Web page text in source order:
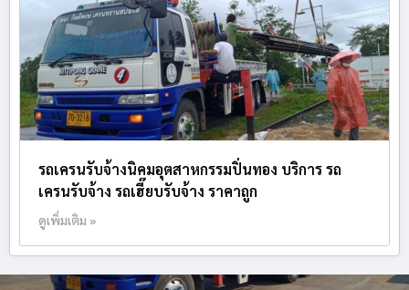
รถเครนรับจ้างนิคมอุตสาหกรรมปิ่นทอง บริการ รถ
เครนรับจ้าง รถเฮี๊ยบรับจ้าง ราคาถูก
ดูเพิ่มเติม »